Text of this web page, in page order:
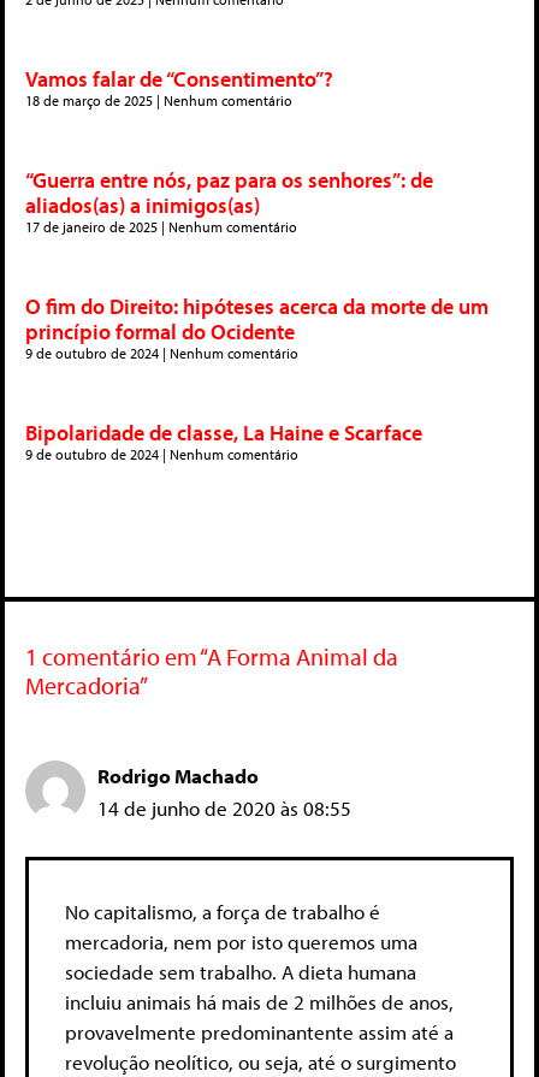
Vamos falar de “Consentimento”?
18 de março de 2025 Nenhum comentário
“Guerra entre nós, paz para os senhores”: de
aliados(as) a inimigos(as)
17 de janeiro de 2025 Nenhum comentário
O fim do Direito: hipóteses acerca da morte de um
princípio formal do Ocidente
9 de outubro de 2024 Nenhum comentário
Bipolaridade de classe, La Haine e Scarface
9 de outubro de 2024 Nenhum comentário
1 comentário em “A Forma Animal da
Mercadoria”
Rodrigo Machado
14 de junho de 2020 às 08:55
No capitalismo, a força de trabalho é
mercadoria, nem por isto queremos uma
sociedade sem trabalho. A dieta humana
incluiu animais há mais de 2 milhões de anos,
provavelmente predominantente assim até a
revolução neolítico, ou seja, até o surgimento